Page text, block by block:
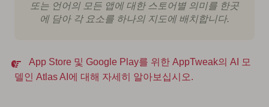
또는 언어의 모든 앱에 대한 스토어별 의미를 한곳
에 담아 각 요소를 하나의 지도에 배치합니다.
App Store 및 Google Play를 위한 AppTweak의 AI 모
델인 Atlas AI에 대해 자세히 알아보십시오.